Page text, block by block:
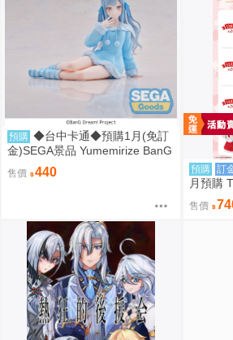
預購 ◆台中卡通◆預購1月(免訂
金)SEGA景品 Yumemirize BanG
Dream Ave Mujica 豐川祥子
售價 440 預購 訂
月預購
石紀 冬
售價